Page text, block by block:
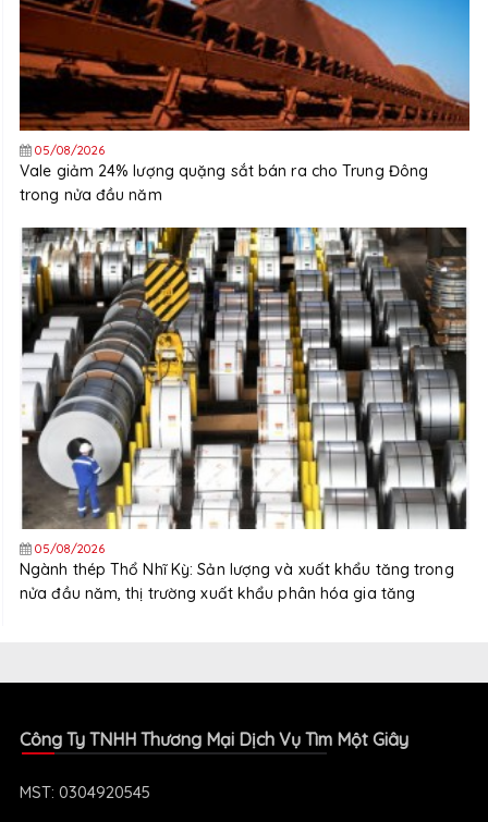
05/08/2026
Vale giảm 24% lượng quặng sắt bán ra cho Trung Đông
trong nửa đầu năm
05/08/2026
Ngành thép Thổ Nhĩ Kỳ: Sản lượng và xuất khẩu tăng trong
nửa đầu năm, thị trường xuất khẩu phân hóa gia tăng
Công Ty TNHH Thương Mại Dịch Vụ Tìm Một Giây
MST: 0304920545